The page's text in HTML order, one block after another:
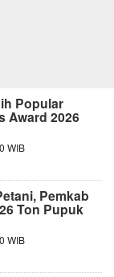
Popular
Award 2026
WIB
Pemkab
Ton Pupuk
WIB